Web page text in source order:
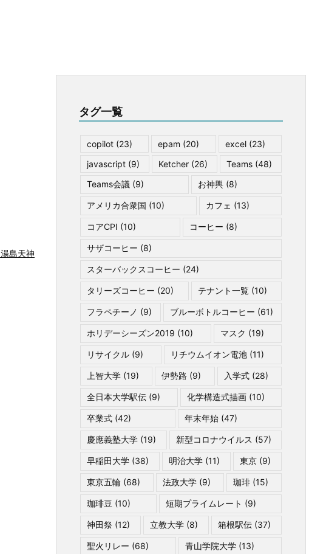
湯島天神
タグ一覧
copilot (23) epam (20) excel(23)
javascript (9) Ketcher (26) Teams (48)
Teams会議 (9) お神輿(8)
アメリカ合衆国 (10) カフェ (13)
コアCPI (10) コーヒー (8)
サザコーヒー (8)
スターバックスコーヒー (24)
タリーズコーヒー (20) テナント一覧(10)
フラペチーノ (9) ブルーボトルコーヒー (61)
ホリデーシーズン2019 (10) マスク (19)
リサイクル (9) リチウムイオン電池(11)
上智大学 (19) 伊勢路 (9) 入学式(28)
全日本大学駅伝 (9) 化学構造式描画(10)
卒業式 (42) 年末年始 (47)
慶應義塾大学 (19) 新型コロナウイルス (57)
早稲田大学 (38) 明治大学 (11) 東京 (9)
東京五輪 (68) 法政大学 (9) 珈琲 (15)
珈琲豆 (10) 短期プライムレート (9)
神田祭 (12) 立教大学 (8) 箱根駅伝 (37)
聖火リレー (68) 青山学院大学 (13)